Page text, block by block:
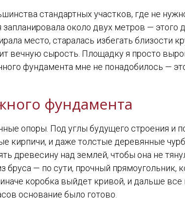
стандартных участков, где не
около двух метров — этого
место, старалась избегать близости
вечную сырость. Площадку я просто
фундамента мне не понадобилось —
фундамента
опоры. Под углы будущего строения и
кирпичи, и даже толстые деревянные
древесину над землей, чтобы она не
бруса — по сути, прочный прямоугольник,
коробка выйдет кривой, и дальше все
основание было готово.